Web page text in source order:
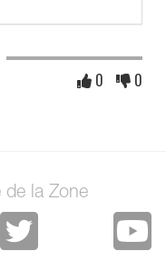
0 0
de la Zone